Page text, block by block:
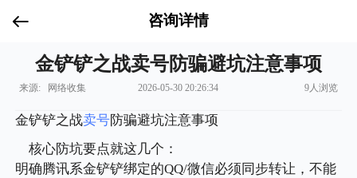
咨询详情
金铲铲之战卖号防骗避坑注意事项
来源: 网络收集 2026-05-30 20:26:34 9人浏览
金铲铲之战卖号防骗避坑注意事项
核心防坑要点就这几个：
明确腾讯系金铲铲绑定的QQ/微信必须同步转让，不能